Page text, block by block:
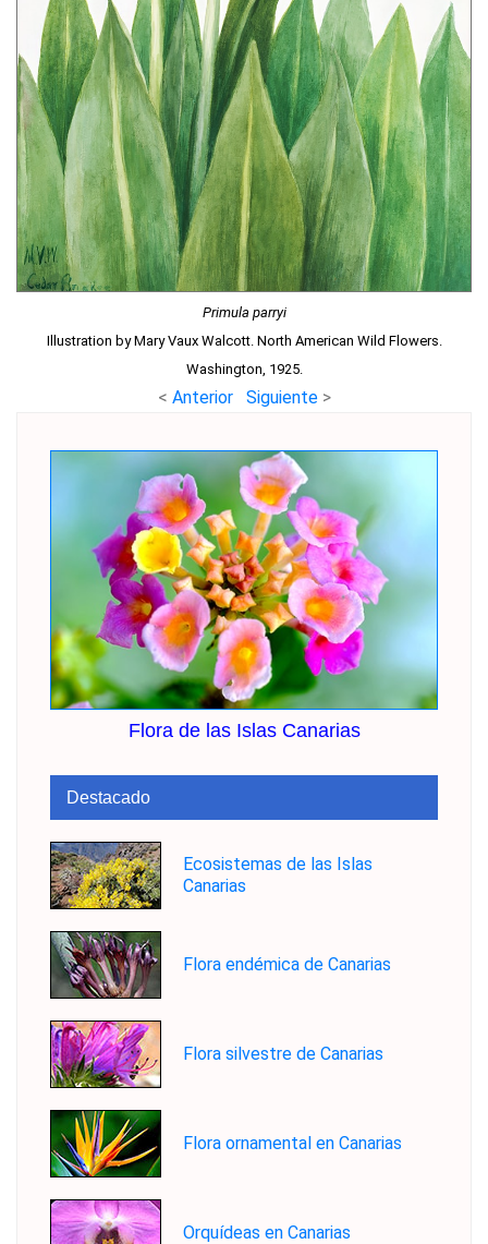
Primula parryi
Illustration by Mary Vaux Walcott. North American Wild Flowers.
Washington, 1925.
< Anterior Siguiente >
Flora de las Islas Canarias
Destacado
Ecosistemas de las Islas
Canarias
Flora endémica de Canarias
Flora silvestre de Canarias
Flora ornamental en Canarias
Orquídeas en Canarias